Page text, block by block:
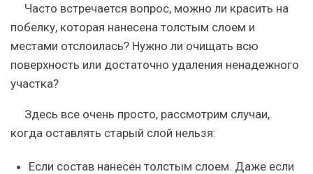
Часто встречается вопрос, можно ли красить на
побелку, которая нанесена толстым слоем и
местами отслоилась? Нужно ли очищать всю
поверхность или достаточно удаления ненадежного
участка?
Здесь все очень просто, рассмотрим случаи,
когда оставлять старый слой нельзя:
Если состав нанесен толстым слоем. Даже если